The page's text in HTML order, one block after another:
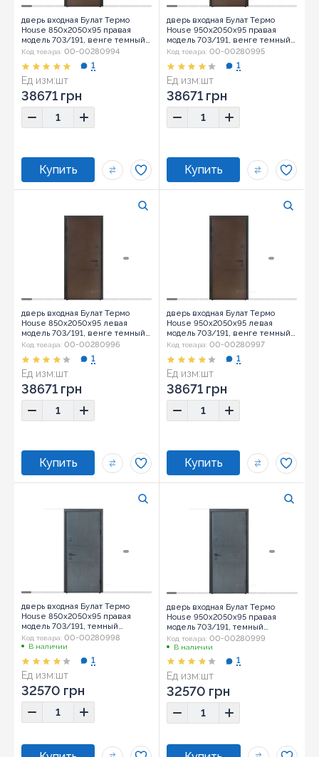
дверь входная Булат Термо
House 850x2050x95 правая
модель 703/191, венге темный/
венге темный (0034)
Код товара: 00-00280994
Ед изм:шт
1
38671 грн
дверь входная Булат Термо
House 950x2050x95 правая
модель 703/191, венге темный/
венге темный (0034)
Код товара: 00-00280995
Ед изм:шт
1
38671 грн
дверь входная Булат Термо
House 850x2050x95 левая
модель 703/191, венге темный/
венге темный (0034)
Код товара: 00-00280996
Ед изм:шт
1
38671 грн
дверь входная Булат Термо
House 950x2050x95 левая
модель 703/191, венге темный/
венге темный (0034)
Код товара: 00-00280997
Ед изм:шт
1
38671 грн
дверь входная Булат Термо
House 850x2050x95 правая
модель 703/191, темный
антрацит (0070)
Код товара: 00-00280998
В наличии
Ед изм:шт
1
32570 грн
дверь входная Булат Термо
House 950x2050x95 правая
модель 703/191, темный
антрацит (0070)
Код товара: 00-00280999
В наличии
Ед изм:шт
1
32570 грн